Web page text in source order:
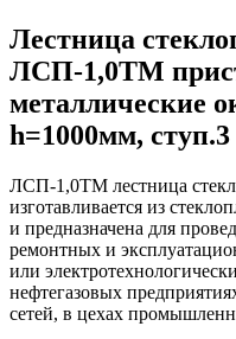
Лестница
ЛСП-1,0ТМ
металлические
h=1000мм, ступ.3
ЛСП-1,0ТМ лестница
изготавливается из
и предназначена для
ремонтных и
или
нефтегазовых
сетей, в цехах